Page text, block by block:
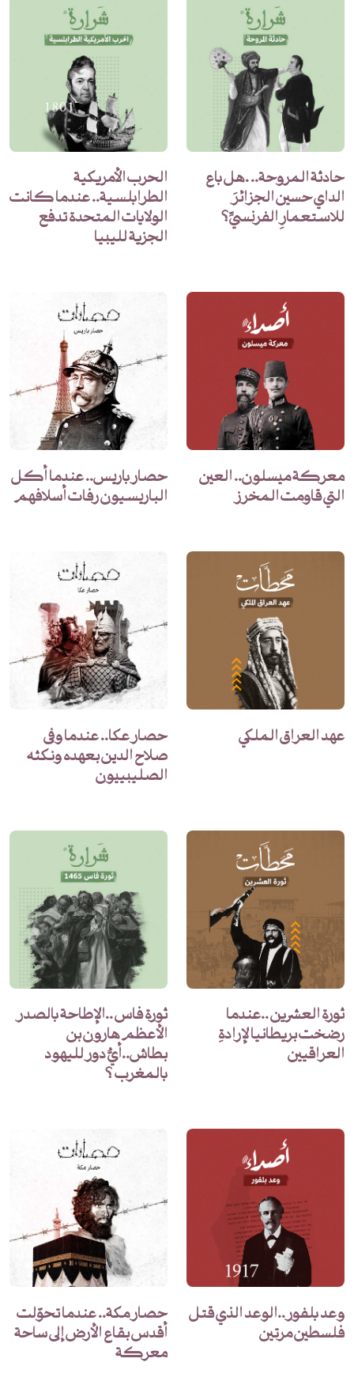
حادثة المروحة.. .هل باع
الداي حسين الجزائرَ
للاستعمارِ الفرنسيِّ؟
الحرب الأمريكية
الطرابلسية.. عندما كانت
الولايات المتحدة تدفع
الجزية لليبيا
معركة ميسلون.. العين
التي قاومت المخرز
حصار باريس.. عندما أكل
الباريسيون رفات أسلافهم
عهد العراق الملكي حصار عكا.. عندما وفى
صلاح الدين بعهده ونكثه
الصليبييون
ثورة العشرين ..عندما
رضخت بريطانيا لإرادةِ
العراقيين
ثورة فاس ..الإطاحة بالصدر
الأعظم هارون بن
بطاش..أيُّ دور لليهود
بالمغرب ؟
وعد بلفور..الوعد الذي قتل
فلسطين مرتين
حصار مكة.. عندما تحوّلت
أقدس بقاع الأرض إلى ساحة
معركة